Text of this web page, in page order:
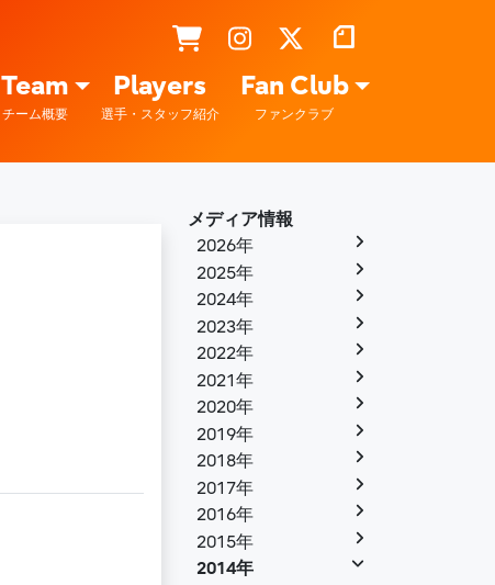
Team
チーム概要
Players
選手・スタッフ紹介
Fan Club
ファンクラブ
メディア情報
2026年
2025年
2024年
2023年
2022年
2021年
2020年
2019年
2018年
2017年
2016年
2015年
2014年